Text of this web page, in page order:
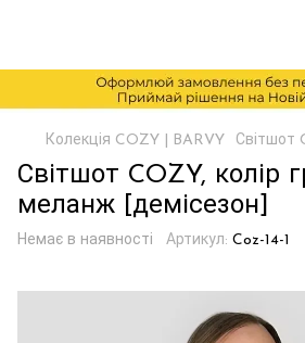
Колекція COZY | BARVY Світшот
Світшот COZY, колір
меланж [демісезон]
Немає в наявності Артикул: Coz-14-1